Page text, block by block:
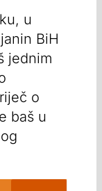
u
BiH
jednim
o
baš u